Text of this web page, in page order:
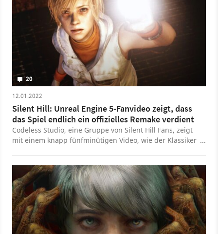
20
12.01.2022
Silent Hill: Unreal Engine 5-Fanvideo zeigt, dass
das Spiel endlich ein offizielles Remake verdient
Codeless Studio, eine Gruppe von Silent Hill Fans, zeigt
mit einem knapp fünfminütigen Video, wie der Klassiker